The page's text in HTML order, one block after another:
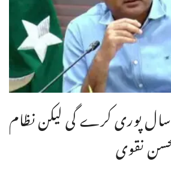
شہباز حکومت 5 سال پوری کرے گی لیکن نظام
نقوی